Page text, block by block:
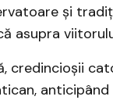
și
asupra
credincioșii